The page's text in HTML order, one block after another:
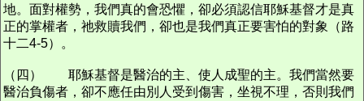
地。面對權勢，我們真的會恐懼，卻必須認信耶穌基督才是真
正的掌權者，祂救贖我們，卻也是我們真正要害怕的對象（路
十二4-5）。
（四） 耶穌基督是醫治的主、使人成聖的主。我們當然要
醫治負傷者，卻不應任由別人受到傷害，坐視不理，否則我們